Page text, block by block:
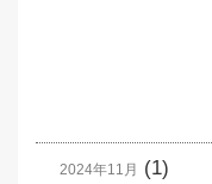
2024年11月 (1)